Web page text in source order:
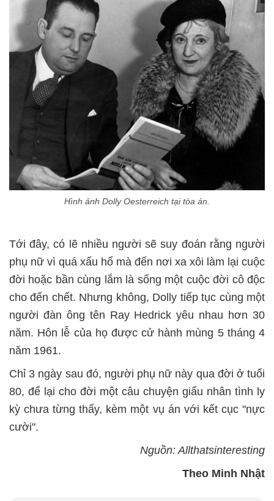
Hình ảnh Dolly Oesterreich tại tòa án.
Tới đây, có lẽ nhiều người sẽ suy đoán rằng người
phụ nữ vì quá xấu hổ mà đến nơi xa xôi làm lại cuộc
đời hoặc bần cùng lắm là sống một cuộc đời cô độc
cho đến chết. Nhưng không, Dolly tiếp tục cùng một
người đàn ông tên Ray Hedrick yêu nhau hơn 30
năm. Hôn lễ của họ được cử hành mùng 5 tháng 4
năm 1961.
Chỉ 3 ngày sau đó, người phụ nữ này qua đời ở tuổi
80, để lại cho đời một câu chuyện giấu nhân tình ly
kỳ chưa từng thấy, kèm một vụ án với kết cục "nực
cười".
Nguồn: Allthatsinteresting
Theo Minh Nhật